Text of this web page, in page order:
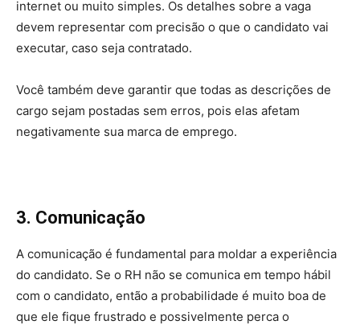
internet ou muito simples. Os detalhes sobre a vaga
devem representar com precisão o que o candidato vai
executar, caso seja contratado.
Você também deve garantir que todas as descrições de
cargo sejam postadas sem erros, pois elas afetam
negativamente sua marca de emprego.
3. Comunicação
A comunicação é fundamental para moldar a experiência
do candidato. Se o RH não se comunica em tempo hábil
com o candidato, então a probabilidade é muito boa de
que ele fique frustrado e possivelmente perca o